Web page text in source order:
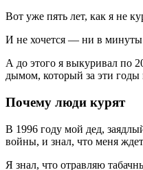
Вот уже пять лет, как я не
И не хочется — ни в минуты
А до этого я выкуривал по
дымом, который за эти годы
Почему люди курят
В 1996 году мой дед,
войны, и знал, что меня
Я знал, что отравляю